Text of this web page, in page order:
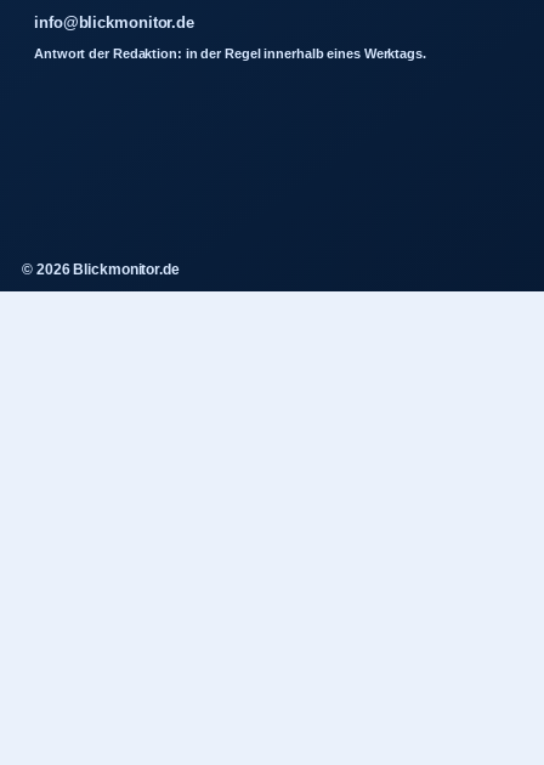
info@blickmonitor.de
Antwort der Redaktion: in der Regel innerhalb eines Werktags.
© 2026 Blickmonitor.de